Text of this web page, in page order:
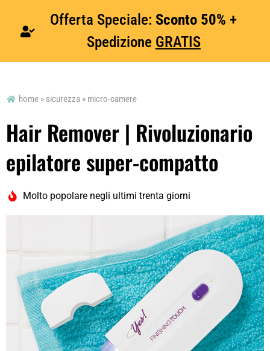
Offerta Speciale: Sconto 50% +
Spedizione GRATIS
home » sicurezza » micro-camere
Hair Remover | Rivoluzionario
epilatore super-compatto
Molto popolare negli ultimi trenta giorni